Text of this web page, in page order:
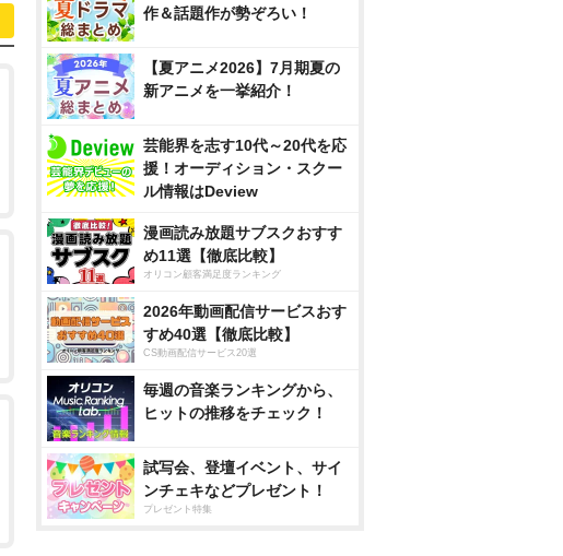
作＆話題作が勢ぞろい！
【夏アニメ2026】7月期夏の
新アニメを一挙紹介！
芸能界を志す10代～20代を応
援！オーディション・スクー
ル情報はDeview
漫画読み放題サブスクおすす
め11選【徹底比較】
オリコン顧客満足度ランキング
2026年動画配信サービスおす
すめ40選【徹底比較】
CS動画配信サービス20選
毎週の音楽ランキングから、
ヒットの推移をチェック！
試写会、登壇イベント、サイ
ンチェキなどプレゼント！
プレゼント特集